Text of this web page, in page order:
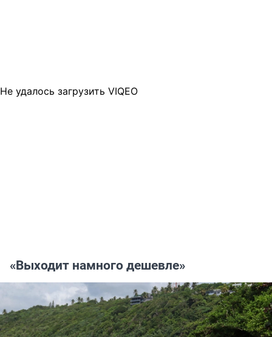
Не удалось загрузить VIQEO
«Выходит намного дешевле»